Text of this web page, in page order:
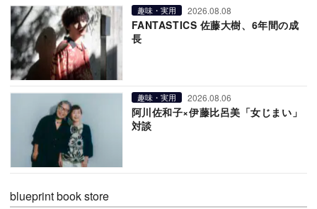
趣味・実用 2026.08.08
FANTASTICS 佐藤大樹、6年間の成
長
趣味・実用 2026.08.06
阿川佐和子×伊藤比呂美「女じまい」
対談
blueprint book store